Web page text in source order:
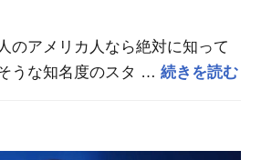
のアメリカ人なら絶対に知って
うな知名度のスタ …続きを読むア